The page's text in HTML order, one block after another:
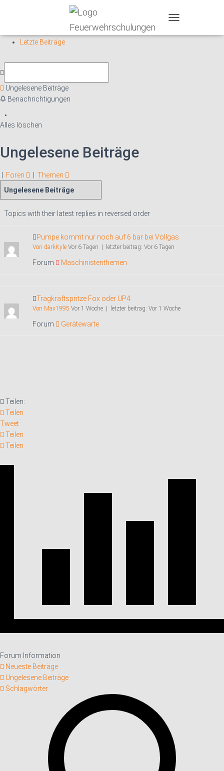
O
Letzte Beiträge
Ungelesene Beiträge
Benachrichtigungen
Alles löschen
Ungelesene Beiträge
| Foren | Themen
Topics with their latest replies in reversed order
Pumpe kommt nur noch auf 6 bar bei Vollgas
Von darkKyle Vor 6 Tagen | letzter beitrag: Vor 6 Tagen
Forum Maschinistenthemen
Tragkraftspritze Fox oder UP4
Von Max1995 Vor 1 Woche | letzter beitrag: Vor 1 Woche
Forum Gerätewarte
Teilen:
Teilen
Tweet
Teilen
Teilen
Forum Information
Neueste Beiträge
Ungelesene Beiträge
Schlagwörter